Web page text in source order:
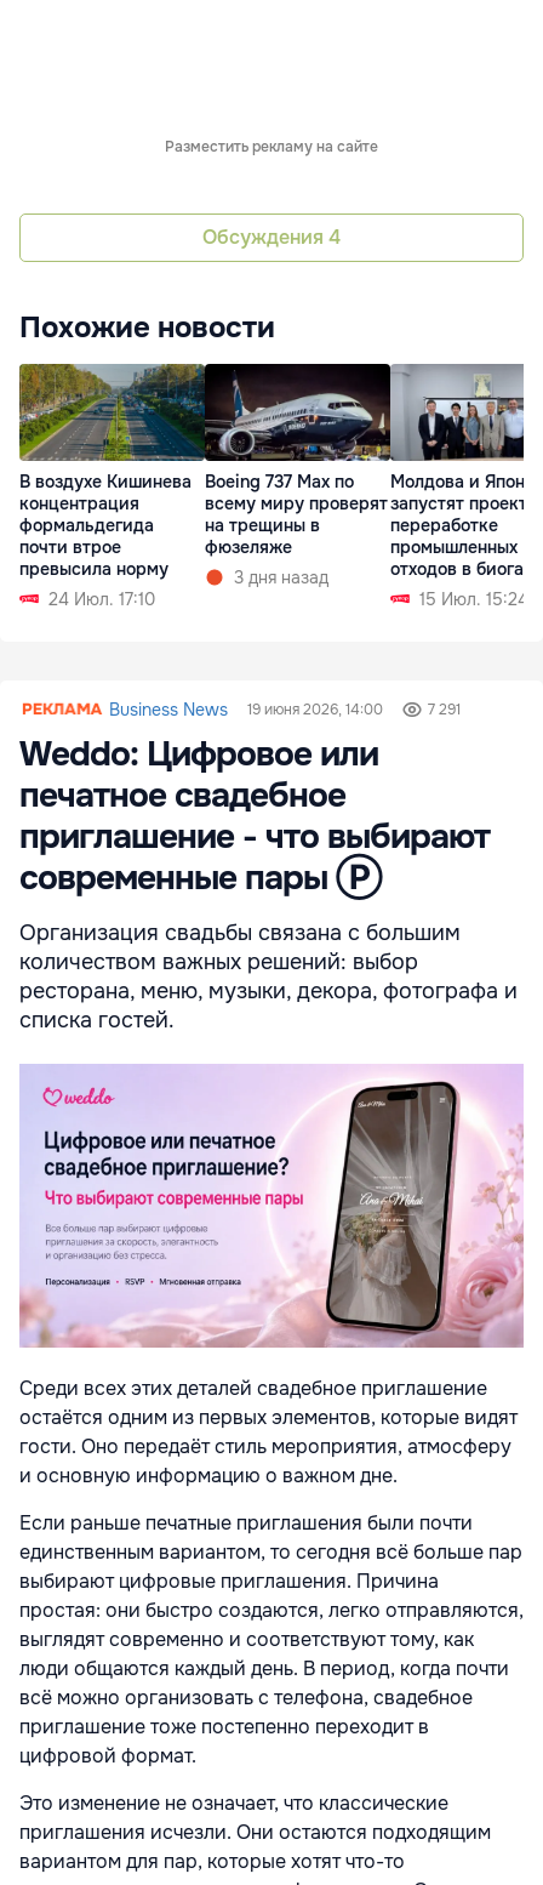
Разместить рекламу на сайте
Обсуждения 4
Похожие новости
В воздухе Кишинева
концентрация
формальдегида
почти втрое
превысила норму
24 Июл. 17:10
Boeing 737 Max по
всему миру проверят
на трещины в
фюзеляже
3 дня назад
Молдова и
запустят проект
переработке
промышленных
отходов в биогаз
15 Июл. 15:24
Business News 19 июня 2026, 14:00 7 291
Weddo: Цифровое или
печатное свадебное
приглашение - что выбирают
современные пары Ⓟ
Организация свадьбы связана с большим
количеством важных решений: выбор
ресторана, меню, музыки, декора, фотографа и
списка гостей.
Среди всех этих деталей свадебное приглашение
остаётся одним из первых элементов, которые видят
гости. Оно передаёт стиль мероприятия, атмосферу
и основную информацию о важном дне.
Если раньше печатные приглашения были почти
единственным вариантом, то сегодня всё больше пар
выбирают цифровые приглашения. Причина
простая: они быстро создаются, легко отправляются,
выглядят современно и соответствуют тому, как
люди общаются каждый день. В период, когда почти
всё можно организовать с телефона, свадебное
приглашение тоже постепенно переходит в
цифровой формат.
Это изменение не означает, что классические
приглашения исчезли. Они остаются подходящим
вариантом для пар, которые хотят что-то